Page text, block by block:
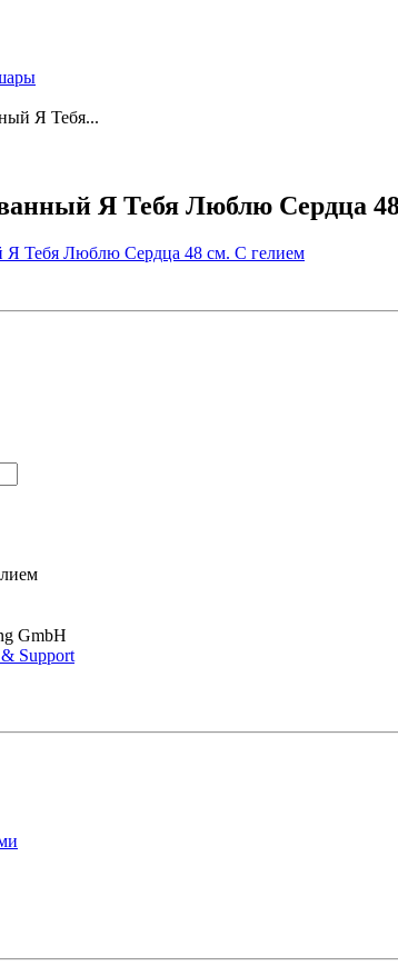
Я Тебя...
Я Тебя Люблю Сердца
GmbH
Support